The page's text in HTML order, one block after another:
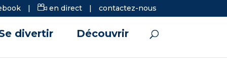
| en direct | contactez-nous
divertir Découvrir